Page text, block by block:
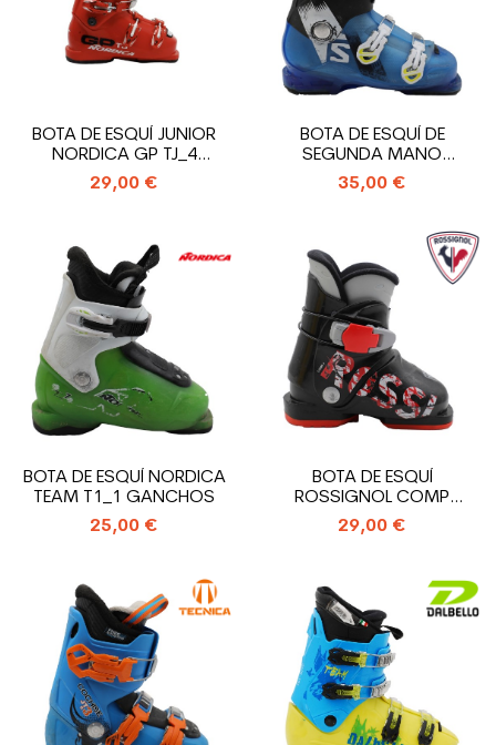
BOTA DE ESQUÍ JUNIOR
NORDICA GP TJ_4
GANCHOS
29,00 €
BOTA DE ESQUÍ DE
SEGUNDA MANO
SALOMON JUNIOR T3_3...
35,00 €
BOTA DE ESQUÍ NORDICA
TEAM T1_1 GANCHOS
25,00 €
BOTA DE ESQUÍ
ROSSIGNOL COMP
J_ENTRADA TRASERA
29,00 €